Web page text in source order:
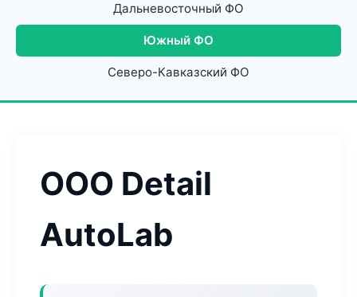
Дальневосточный ФО
Южный ФО
Северо-Кавказский ФО
ООО Detail
AutoLab